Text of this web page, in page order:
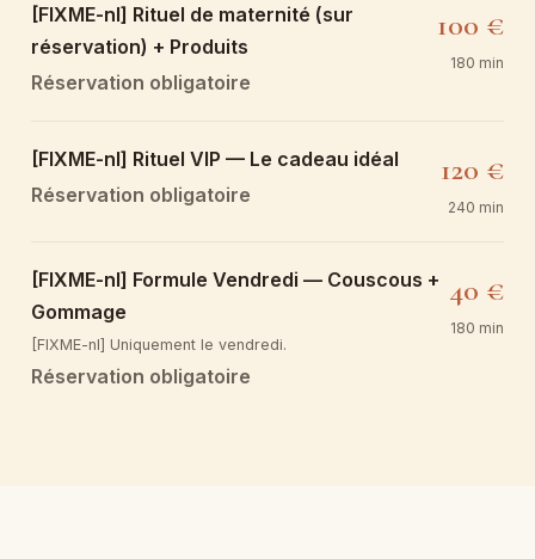
[FIXME-nl] Rituel de maternité (sur
réservation) + Produits
Réservation obligatoire
100 €
180 min
[FIXME-nl] Rituel VIP — Le cadeau idéal
Réservation obligatoire
120 €
240 min
[FIXME-nl] Formule Vendredi — Couscous +
Gommage
[FIXME-nl] Uniquement le vendredi.
Réservation obligatoire
40 €
180 min